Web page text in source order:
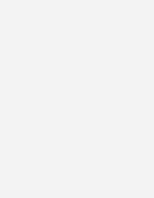
unter den Finalisten